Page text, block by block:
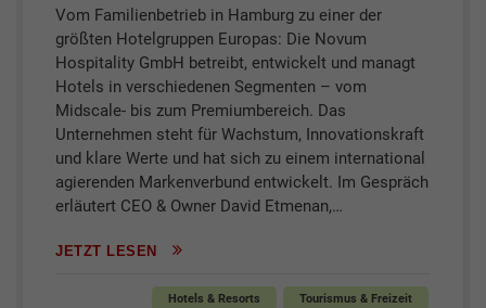
Vom Familienbetrieb in Hamburg zu einer der
größten Hotelgruppen Europas: Die Novum
Hospitality GmbH betreibt, entwickelt und managt
Hotels in verschiedenen Segmenten – vom
Midscale- bis zum Premiumbereich. Das
Unternehmen steht für Wachstum, Innovationskraft
und klare Werte und hat sich zu einem international
agierenden Markenverbund entwickelt. Im Gespräch
erläutert CEO & Owner David Etmenan,…
JETZT LESEN
Hotels & Resorts Tourismus & Freizeit